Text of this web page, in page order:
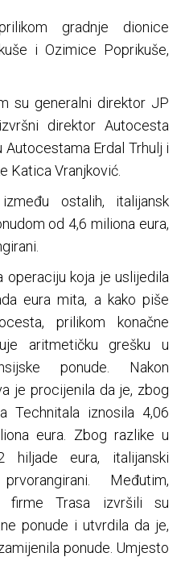
gradnje dionice
i Ozimice Poprikuše,
su generalni direktor JP
direktor Autocesta
Autocestama Erdal Trhulj i
Katica Vranjković.
ostalih, italijansk
od 4,6 miliona eura,
operaciju koja je uslijedila
eura mita, a kako piše
prilikom konačne
aritmetičku grešku u
ponude. Nakon
je procijenila da je, zbog
Technitala iznosila 4,06
eura. Zbog razlike u
hiljade eura, italijanski
Međutim,
firme Trasa izvršili su
ponude i utvrdila da je,
ponude. Umjesto